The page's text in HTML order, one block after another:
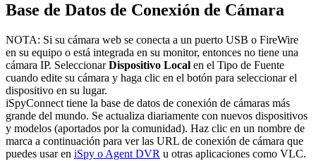
Base de Datos de Conexión de Cámara
NOTA: Si su cámara web se conecta a un puerto USB o FireWire
en su equipo o está integrada en su monitor, entonces no tiene una
cámara IP. SeleccionarDispositivo Local en el Tipo de Fuente
cuando edite su cámara y haga clic en el botón para seleccionar el
dispositivo en su lugar.
iSpyConnect tiene la base de datos de conexión de cámaras más
grande del mundo. Se actualiza diariamente con nuevos dispositivos
y modelos (aportados por la comunidad). Haz clic en un nombre de
marca a continuación para ver las URL de conexión de cámara que
puedes usar en iSpy o Agent DVR u otras aplicaciones como VLC.